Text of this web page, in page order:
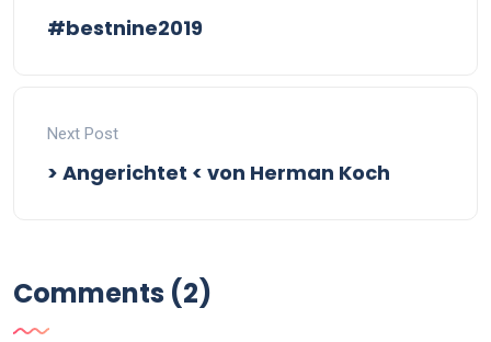
#bestnine2019
Next Post
> Angerichtet < von Herman Koch
Comments (2)